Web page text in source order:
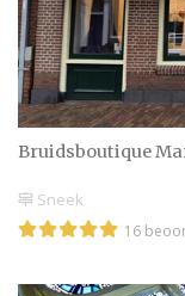
Bruidsboutique
Sneek
16